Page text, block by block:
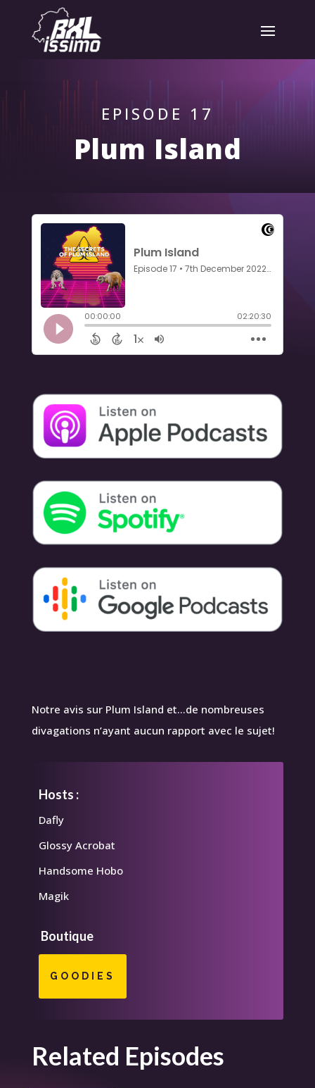
EPISODE 17
Plum Island
Notre avis sur Plum Island et…de nombreuses
divagations n’ayant aucun rapport avec le sujet!
Hosts :
Dafly
Glossy Acrobat
Handsome Hobo
Magik
Boutique
GOODIES
Related Episodes